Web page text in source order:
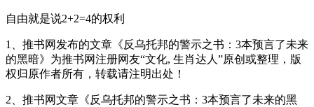
自由就是说2+2=4的权利
1、推书网发布的文章《反乌托邦的警示之书：3本预言了未来
的黑暗》为推书网注册网友“文化, 生肖达人”原创或整理，版
权归原作者所有，转载请注明出处！
2、推书网文章《反乌托邦的警示之书：3本预言了未来的黑